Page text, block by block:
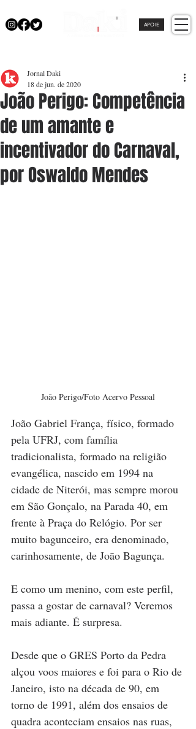
APOIE
João Perigo: Competência
de um amante e
incentivador do Carnaval,
por Oswaldo Mendes
Jornal Daki
18 de jun. de 2020
João Perigo/Foto Acervo Pessoal
João Gabriel França, físico, formado
pela UFRJ, com família
tradicionalista, formado na religião
evangélica, nascido em 1994 na
cidade de Niterói, mas sempre morou
em São Gonçalo, na Parada 40, em
frente à Praça do Relógio. Por ser
muito bagunceiro, era denominado,
carinhosamente, de João Bagunça.
E como um menino, com este perfil,
passa a gostar de carnaval? Veremos
mais adiante. É surpresa.
Desde que o GRES Porto da Pedra
alçou voos maiores e foi para o Rio de
Janeiro, isto na década de 90, em
torno de 1991, além dos ensaios de
quadra aconteciam ensaios nas ruas,